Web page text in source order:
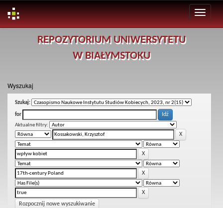
REPOZYTORIUM UNIWERSYTETU
W BIAŁYMSTOKU
Wyszukaj
Szukaj:
for
Aktualne filtry:
Rozpocznij nowe wyszukiwanie